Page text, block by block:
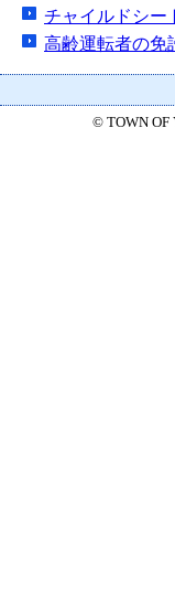
チャイルドシー
高齢運転者の免
© TOWN OF